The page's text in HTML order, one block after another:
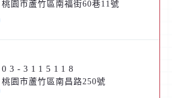
桃園市蘆竹區南福街60巷11號
03-3115118
桃園市蘆竹區南昌路250號